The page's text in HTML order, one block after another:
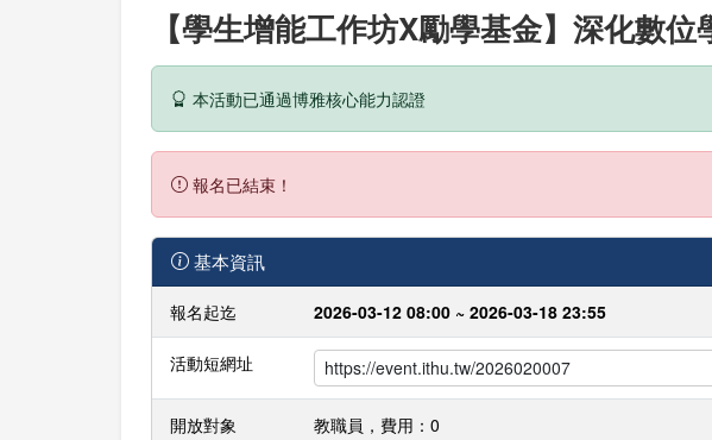
【學生增能工作坊X勵學基金】深化數
本活動已通過博雅核心能力認證
報名已結束！
基本資訊
報名起迄 2026-03-12 08:00 ~ 2026-03-18 23:55
活動短網址
開放對象
教職員，費用：0